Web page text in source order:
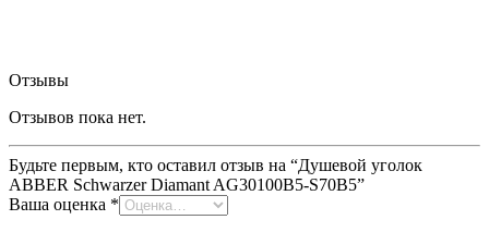
Отзывы
Отзывов пока нет.
Будьте первым, кто оставил отзыв на “Душевой уголок
ABBER Schwarzer Diamant AG30100B5-S70B5”
Ваша оценка *